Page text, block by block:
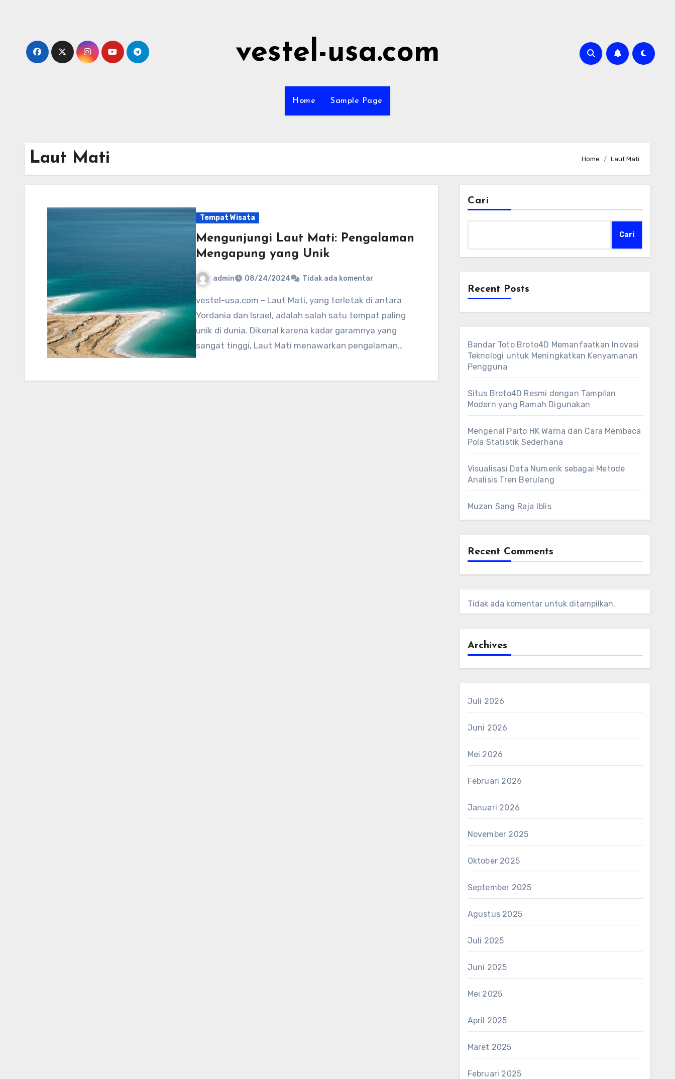
vestel-usa.com
Home Sample Page
Laut Mati Home Laut Mati
Tempat Wisata
Mengunjungi Laut Mati: Pengalaman
Mengapung yang Unik
admin 08/24/2024 Tidak ada komentar
vestel-usa.com – Laut Mati, yang terletak di antara
Yordania dan Israel, adalah salah satu tempat paling
unik di dunia. Dikenal karena kadar garamnya yang
sangat tinggi, Laut Mati menawarkan pengalaman…
Cari
Cari
Recent Posts
Bandar Toto Broto4D Memanfaatkan Inovasi
Teknologi untuk Meningkatkan Kenyamanan
Pengguna
Situs Broto4D Resmi dengan Tampilan
Modern yang Ramah Digunakan
Mengenal Paito HK Warna dan Cara Membaca
Pola Statistik Sederhana
Visualisasi Data Numerik sebagai Metode
Analisis Tren Berulang
Muzan Sang Raja Iblis
Recent Comments
Tidak ada komentar untuk ditampilkan.
Archives
Juli 2026
Juni 2026
Mei 2026
Februari 2026
Januari 2026
November 2025
Oktober 2025
September 2025
Agustus 2025
Juli 2025
Juni 2025
Mei 2025
April 2025
Maret 2025
Februari 2025